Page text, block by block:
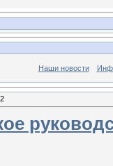
Наши новости